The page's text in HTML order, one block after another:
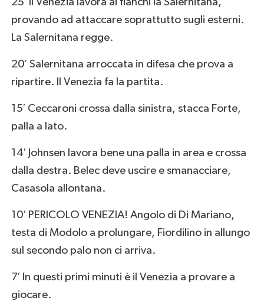
provando ad attaccare soprattutto sugli esterni.
La Salernitana regge.
20′ Salernitana arroccata in difesa che prova a
ripartire. Il Venezia fa la partita.
15′ Ceccaroni crossa dalla sinistra, stacca Forte,
palla a lato.
14′ Johnsen lavora bene una palla in area e crossa
dalla destra. Belec deve uscire e smanacciare,
Casasola allontana.
10′ PERICOLO VENEZIA! Angolo di Di Mariano,
testa di Modolo a prolungare, Fiordilino in allungo
sul secondo palo non ci arriva.
7′ In questi primi minuti è il Venezia a provare a
giocare.